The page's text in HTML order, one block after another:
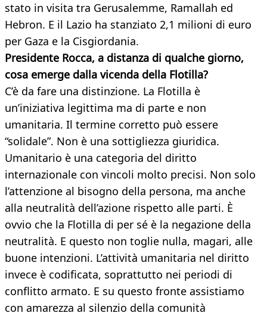
stato in visita tra Gerusalemme, Ramallah ed
Hebron. E il Lazio ha stanziato 2,1 milioni di euro
per Gaza e la Cisgiordania.
Presidente Rocca, a distanza di qualche giorno,
cosa emerge dalla vicenda della Flotilla?
C’è da fare una distinzione. La Flotilla è
un’iniziativa legittima ma di parte e non
umanitaria. Il termine corretto può essere
“solidale”. Non è una sottigliezza giuridica.
Umanitario è una categoria del diritto
internazionale con vincoli molto precisi. Non solo
l’attenzione al bisogno della persona, ma anche
alla neutralità dell’azione rispetto alle parti. È
ovvio che la Flotilla di per sé è la negazione della
neutralità. E questo non toglie nulla, magari, alle
buone intenzioni. L’attività umanitaria nel diritto
invece è codificata, soprattutto nei periodi di
conflitto armato. E su questo fronte assistiamo
con amarezza al silenzio della comunità